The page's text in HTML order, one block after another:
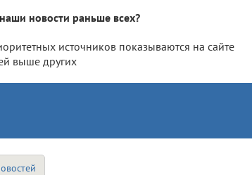
новости раньше всех?
источников показываются на сайте
выше других